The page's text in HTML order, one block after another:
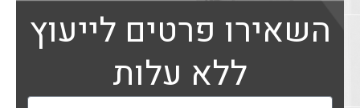
השאירו פרטים לייעוץ
ללא עלות
ש